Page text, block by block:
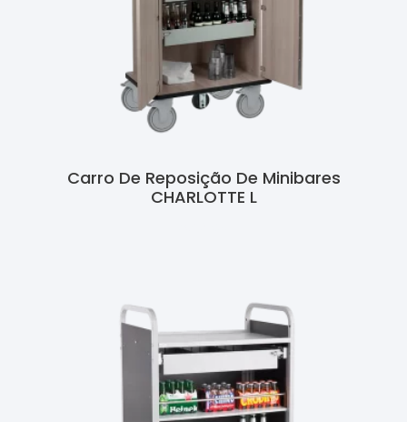
Carro De Reposição De Minibares
CHARLOTTE L